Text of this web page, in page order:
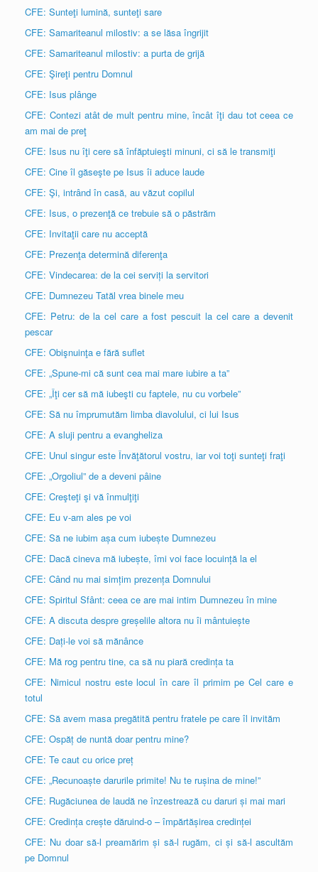
CFE: Sunteţi lumină, sunteţi sare
CFE: Samariteanul milostiv: a se lăsa îngrijit
CFE: Samariteanul milostiv: a purta de grijă
CFE: Şireţi pentru Domnul
CFE: Isus plânge
CFE: Contezi atât de mult pentru mine, încât îţi dau tot ceea ce
am mai de preţ
CFE: Isus nu îţi cere să înfăptuieşti minuni, ci să le transmiţi
CFE: Cine îl găseşte pe Isus îi aduce laude
CFE: Şi, intrând în casă, au văzut copilul
CFE: Isus, o prezenţă ce trebuie să o păstrăm
CFE: Invitaţii care nu acceptă
CFE: Prezenţa determină diferenţa
CFE: Vindecarea: de la cei serviți la servitori
CFE: Dumnezeu Tatăl vrea binele meu
CFE: Petru: de la cel care a fost pescuit la cel care a devenit
pescar
CFE: Obişnuinţa e fără suflet
CFE: „Spune-mi că sunt cea mai mare iubire a ta”
CFE: „Îţi cer să mă iubeşti cu faptele, nu cu vorbele”
CFE: Să nu împrumutăm limba diavolului, ci lui Isus
CFE: A sluji pentru a evangheliza
CFE: Unul singur este Învăţătorul vostru, iar voi toţi sunteţi fraţi
CFE: „Orgoliul” de a deveni pâine
CFE: Creşteţi şi vă înmulţiţi
CFE: Eu v-am ales pe voi
CFE: Să ne iubim așa cum iubește Dumnezeu
CFE: Dacă cineva mă iubește, îmi voi face locuință la el
CFE: Când nu mai simțim prezența Domnului
CFE: Spiritul Sfânt: ceea ce are mai intim Dumnezeu în mine
CFE: A discuta despre greșelile altora nu îi mântuiește
CFE: Dați-le voi să mănânce
CFE: Mă rog pentru tine, ca să nu piară credința ta
CFE: Nimicul nostru este locul în care îl primim pe Cel care e
totul
CFE: Să avem masa pregătită pentru fratele pe care îl invităm
CFE: Ospăț de nuntă doar pentru mine?
CFE: Te caut cu orice preț
CFE: „Recunoaște darurile primite! Nu te rușina de mine!”
CFE: Rugăciunea de laudă ne înzestrează cu daruri și mai mari
CFE: Credința crește dăruind-o – împărtășirea credinței
CFE: Nu doar să-l preamărim și să-l rugăm, ci și să-l ascultăm
pe Domnul